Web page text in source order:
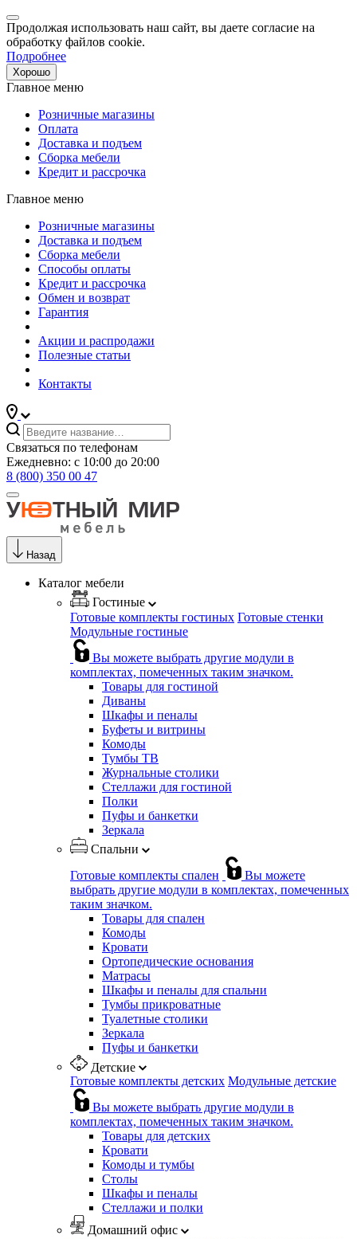
Продолжая использовать наш сайт, вы даете согласие на
обработку файлов cookie.
Подробнее
Хорошо
Главное меню
Розничные магазины
Оплата
Доставка и подъем
Сборка мебели
Кредит и рассрочка
Главное меню
Розничные магазины
Доставка и подъем
Сборка мебели
Способы оплаты
Кредит и рассрочка
Обмен и возврат
Гарантия
Акции и распродажи
Полезные статьи
Контакты
Связаться по телефонам
Ежедневно: с 10:00 до 20:00
8 (800) 350 00 47
Назад
Каталог мебели
Гостиные
Готовые комплекты гостиных Готовые стенки
Модульные гостиные
Вы можете выбрать другие модули в
комплектах, помеченных таким значком.
Товары для гостиной
Диваны
Шкафы и пеналы
Буфеты и витрины
Комоды
Тумбы ТВ
Журнальные столики
Стеллажи для гостиной
Полки
Пуфы и банкетки
Зеркала
Спальни
Готовые комплекты спален
Вы можете
выбрать другие модули в комплектах, помеченных
таким значком.
Товары для спален
Комоды
Кровати
Ортопедические основания
Матрасы
Шкафы и пеналы для спальни
Тумбы прикроватные
Туалетные столики
Зеркала
Пуфы и банкетки
Детские
Готовые комплекты детских Модульные детские
Вы можете выбрать другие модули в
комплектах, помеченных таким значком.
Товары для детских
Кровати
Комоды и тумбы
Столы
Шкафы и пеналы
Стеллажи и полки
Домашний офис